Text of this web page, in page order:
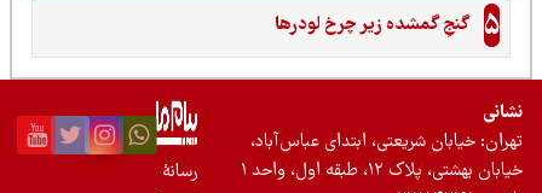
گنجِ گمشده زیر چرخ لودرها
خیابان شریعتی، ابتدای عباس‌آباد،
بهشتی، پلاک ۱۲، طبقه اول، واحد ۱